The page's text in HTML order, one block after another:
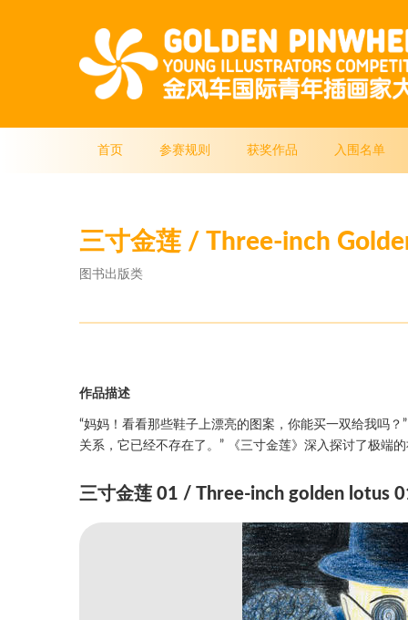
首页 参赛规则 获奖作品 入围名单
三寸金莲 / Three-inch
图书出版类
作品描述
“妈妈！看看那些鞋子上漂亮的图案，你能买一双给我吗？
关系，它已经不存在了。” 《三寸金莲》深入探讨了极端
三寸金莲 01 / Three-inch golden lotus